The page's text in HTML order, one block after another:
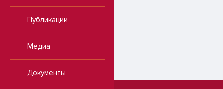
Публикации
Медиа
Документы